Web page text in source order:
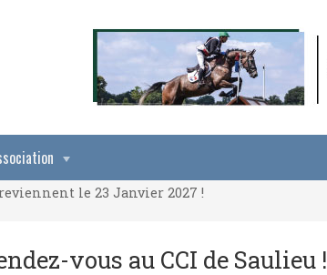
le 23 Janvier 2027 !
le 23 Janvier 2027 !
vous au CCI de Saulieu !